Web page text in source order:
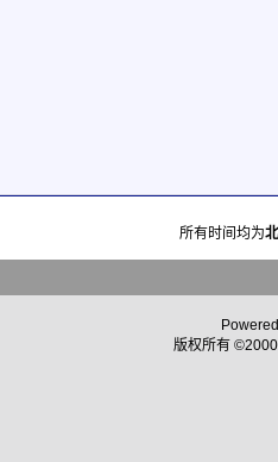
所有时间均为
版权所有